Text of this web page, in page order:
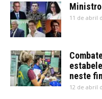
11 de abril
neste
12 de abril